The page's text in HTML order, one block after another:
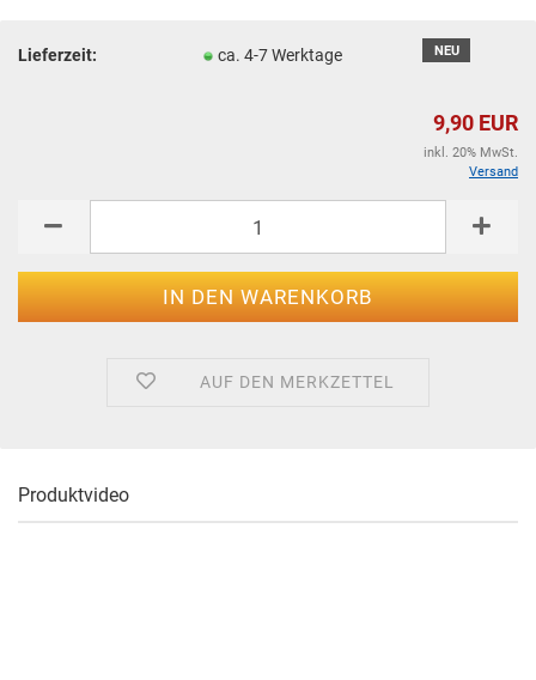
NEU
Lieferzeit: ca. 4-7 Werktage
9,90 EUR
inkl. 20% MwSt.
Versand
AUF DEN MERKZETTEL
Produktvideo